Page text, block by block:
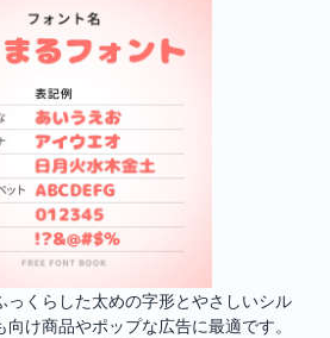
っくらした太めの字形とやさしいシル
け商品やポップな広告に最適です。